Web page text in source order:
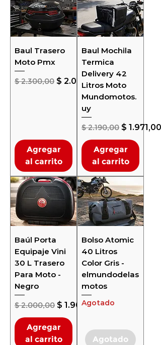
Baul Trasero
Moto Pmx
Precio
$ 2.300,00 Precio de oferta
$ 2.070,00
Agregar
al carrito
Baul Mochila
Termica
Delivery 42
Litros Moto
Mundomotos.
uy
Precio
$ 2.190,00 Precio
$ 1.971,00
Agregar
al carrito
Baúl Porta
Equipaje Vini
30 L Trasero
Para Moto -
Negro
Precio
$ 2.000,00 Precio de oferta
$ 1.900,00
Agregar
al carrito
Bolso Atomic
40 Litros
Color Gris -
elmundodelas
motos
Agotado
Agotado